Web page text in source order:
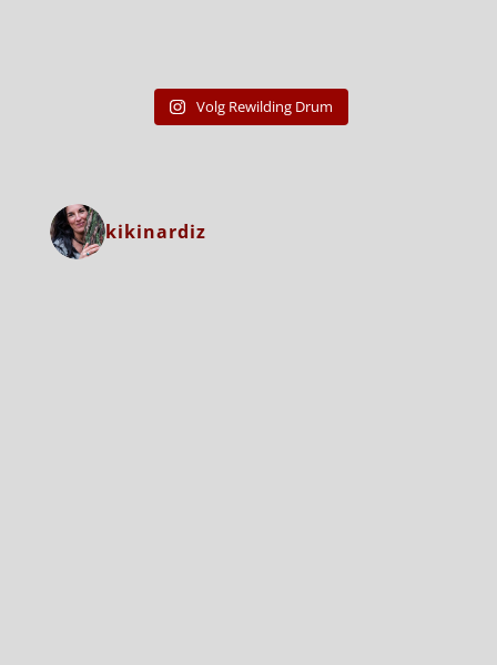
Volg Rewilding Drum
kikinardiz